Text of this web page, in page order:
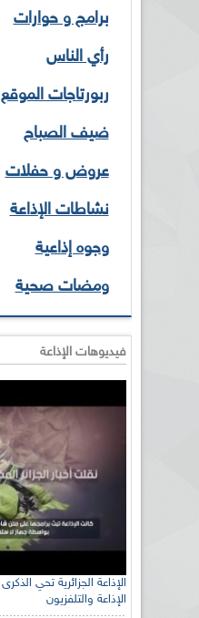
برامج و حوارات
رأي الناس
ربورتاجات الموقع
ضيف الصباح
عروض و حفلات
نشاطات الإذاعة
وجوه إذاعية
ومضات صحية
فيديوهات الإذاعة
الإذاعة والتلفزيون